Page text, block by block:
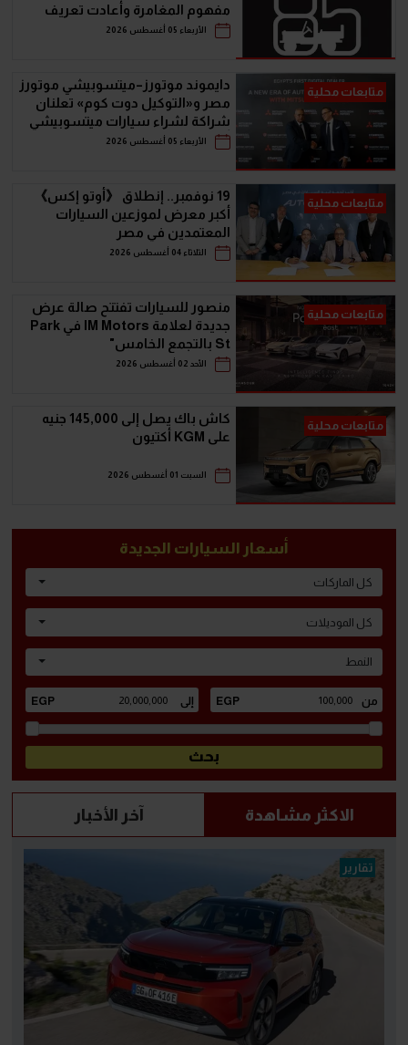
مفهوم المغامرة وأعادت تعريف
سيارات الـ SUV
الأربعاء 05 أغسطس 2026
متابعات محلية
دايموند موتورز–ميتسوبيشي موتورز
مصر و«التوكيل دوت كوم» تعلنان
شراكة لشراء سيارات ميتسوبيشي
أونلاين
الأربعاء 05 أغسطس 2026
متابعات محلية
19 نوفمبر.. إنطلاق 《أوتو إكس》
أكبر معرض لموزعين السيارات
المعتمدين في مصر
الثلاثاء 04 أغسطس 2026
متابعات محلية
منصور للسيارات تفتتح صالة عرض
جديدة لعلامة IM Motors في Park
St بالتجمع الخامس"
الأحد 02 أغسطس 2026
متابعات محلية
كاش باك يصل إلى 145,000 جنيه
على KGM أكتيون
السبت 01 أغسطس 2026
أسعار السيارات الجديدة
كل الماركات
كل الموديلات
النمط
الاكثر مشاهدة آخر الأخبار
تقارير